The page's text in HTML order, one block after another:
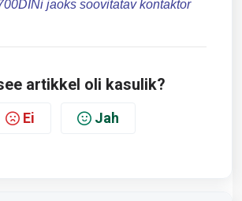
jaoks soovitatav kontaktor
artikkel oli kasulik?
Ei Jah